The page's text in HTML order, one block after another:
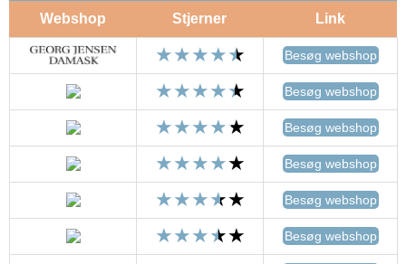
Webshop Stjerner Link
Besøg webshop
Besøg webshop
Besøg webshop
Besøg webshop
Besøg webshop
Besøg webshop